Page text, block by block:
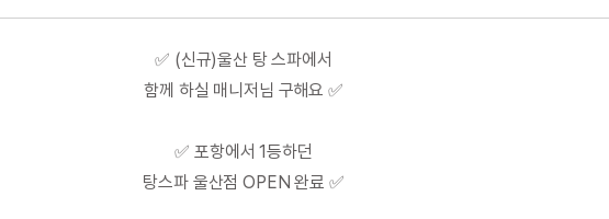
✅ (신규)울산 탕 스파에서
함께 하실 매니저님 구해요 ✅
✅ 포항에서 1등하던
탕스파 울산점 OPEN 완료 ✅